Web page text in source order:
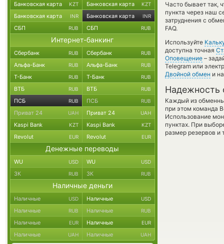
Часто бывает так,
пункта через наш
затруднения с
FAQ.
Используйте
доступна точная
Оповещение –
Telegram или
Двойной обмен и
Надежность
Каждый из
при этом команда
Использование
пунктах. При
размер резервов и
Банковская карта KZT Банковская карта KZT
Банковская карта INR Банковская карта INR
СБП RUB СБП RUB
Интернет-банкинг
Сбербанк RUB Сбербанк RUB
Альфа-Банк RUB Альфа-Банк RUB
Т-Банк RUB Т-Банк RUB
ВТБ RUB ВТБ RUB
ПСБ RUB ПСБ RUB
Приват 24 UAH Приват 24 UAH
Kaspi Bank KZT Kaspi Bank KZT
Revolut EUR Revolut EUR
Денежные переводы
WU USD WU USD
ЗК RUB ЗК RUB
Наличные деньги
Наличные USD Наличные USD
Наличные RUB Наличные RUB
Наличные EUR Наличные EUR
Наличные UAH Наличные UAH